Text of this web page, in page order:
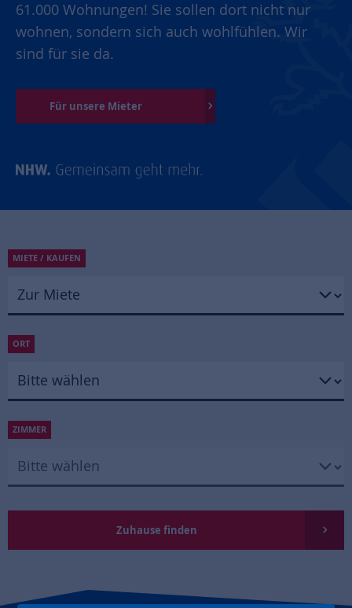
61.000 Wohnungen! Sie sollen dort nicht nur
wohnen, sondern sich auch wohlfühlen. Wir
sind für sie da.
Für unsere Mieter
MIETE / KAUFEN
ORT
ZIMMER
Zuhause finden